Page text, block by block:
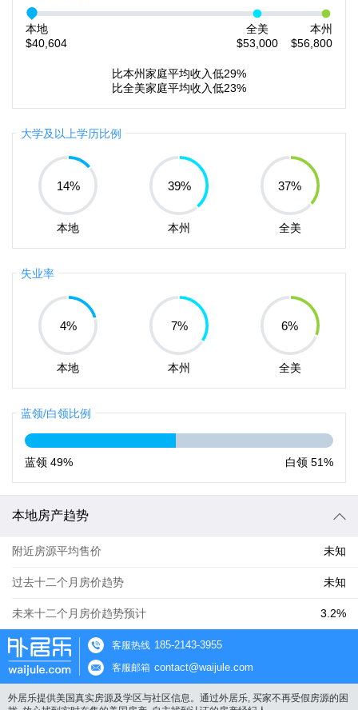
本地
$40,604
全美
$53,000
本州
$56,800
比本州家庭平均收入低29%
比全美家庭平均收入低23%
大学及以上学历比例
14%
本地
39%
本州
37%
全美
失业率
4%
本地
7%
本州
6%
全美
蓝领/白领比例
蓝领 49% 白领 51%
本地房产趋势
附近房源平均售价 未知
过去十二个月房价趋势 未知
未来十二个月房价趋势预计 3.2%
客服热线 185-2143-3955
客服邮箱 contact@waijule.com
外居乐提供美国真实房源及学区与社区信息。通过外居乐, 买家不再受假房源的困